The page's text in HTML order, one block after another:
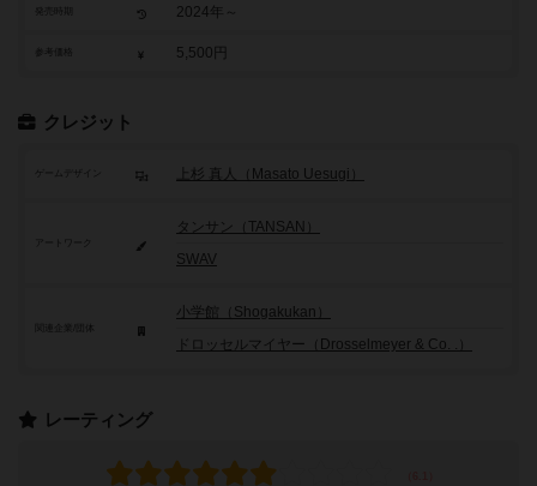
2024年～
参考価格 5,500円
クレジット
ゲームデザイン 上杉 真人（Masato Uesugi）
アートワーク
タンサン（TANSAN）
SWAV
小学館（Shogakukan）
ドロッセルマイヤー（Drosselmeyer & Co. .）
レーティング